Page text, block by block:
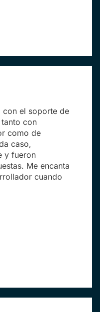
con el soporte de
con
como de
caso,
y fueron
Me encanta
cuando